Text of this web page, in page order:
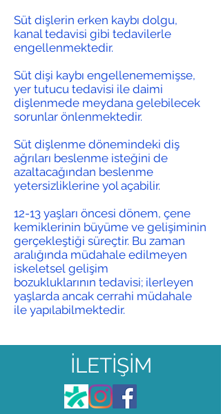
Süt dişlerin erken kaybı dolgu,
kanal tedavisi gibi tedavilerle
engellenmektedir.
Süt dişi kaybı engellenememişse,
yer tutucu tedavisi ile daimi
dişlenmede meydana gelebilecek
sorunlar önlenmektedir.
Süt dişlenme dönemindeki diş
ağrıları beslenme isteğini de
azaltacağından beslenme
yetersizliklerine yol açabilir.
12-13 yaşları öncesi dönem, çene
kemiklerinin büyüme ve gelişiminin
gerçekleştiği süreçtir. Bu zaman
aralığında müdahale edilmeyen
iskeletsel gelişim
bozukluklarının tedavisi; ilerleyen
yaşlarda ancak cerrahi müdahale
ile yapılabilmektedir.
İLETİŞİM